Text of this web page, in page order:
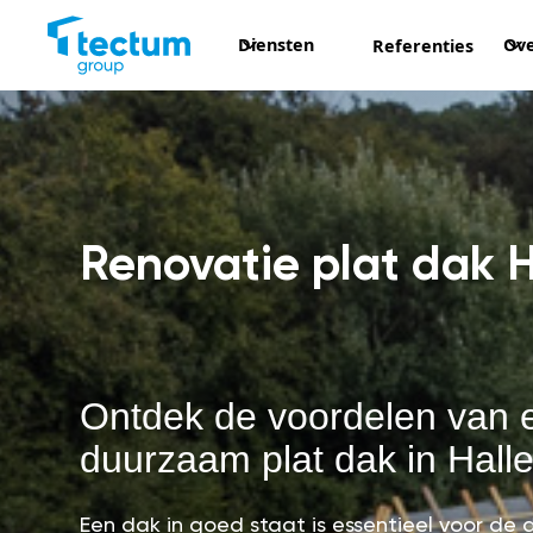
Diensten Referenties
Renovatie plat dak
Ontdek de voordelen van
duurzaam plat dak in
Een dak in goed staat is essentieel voor de